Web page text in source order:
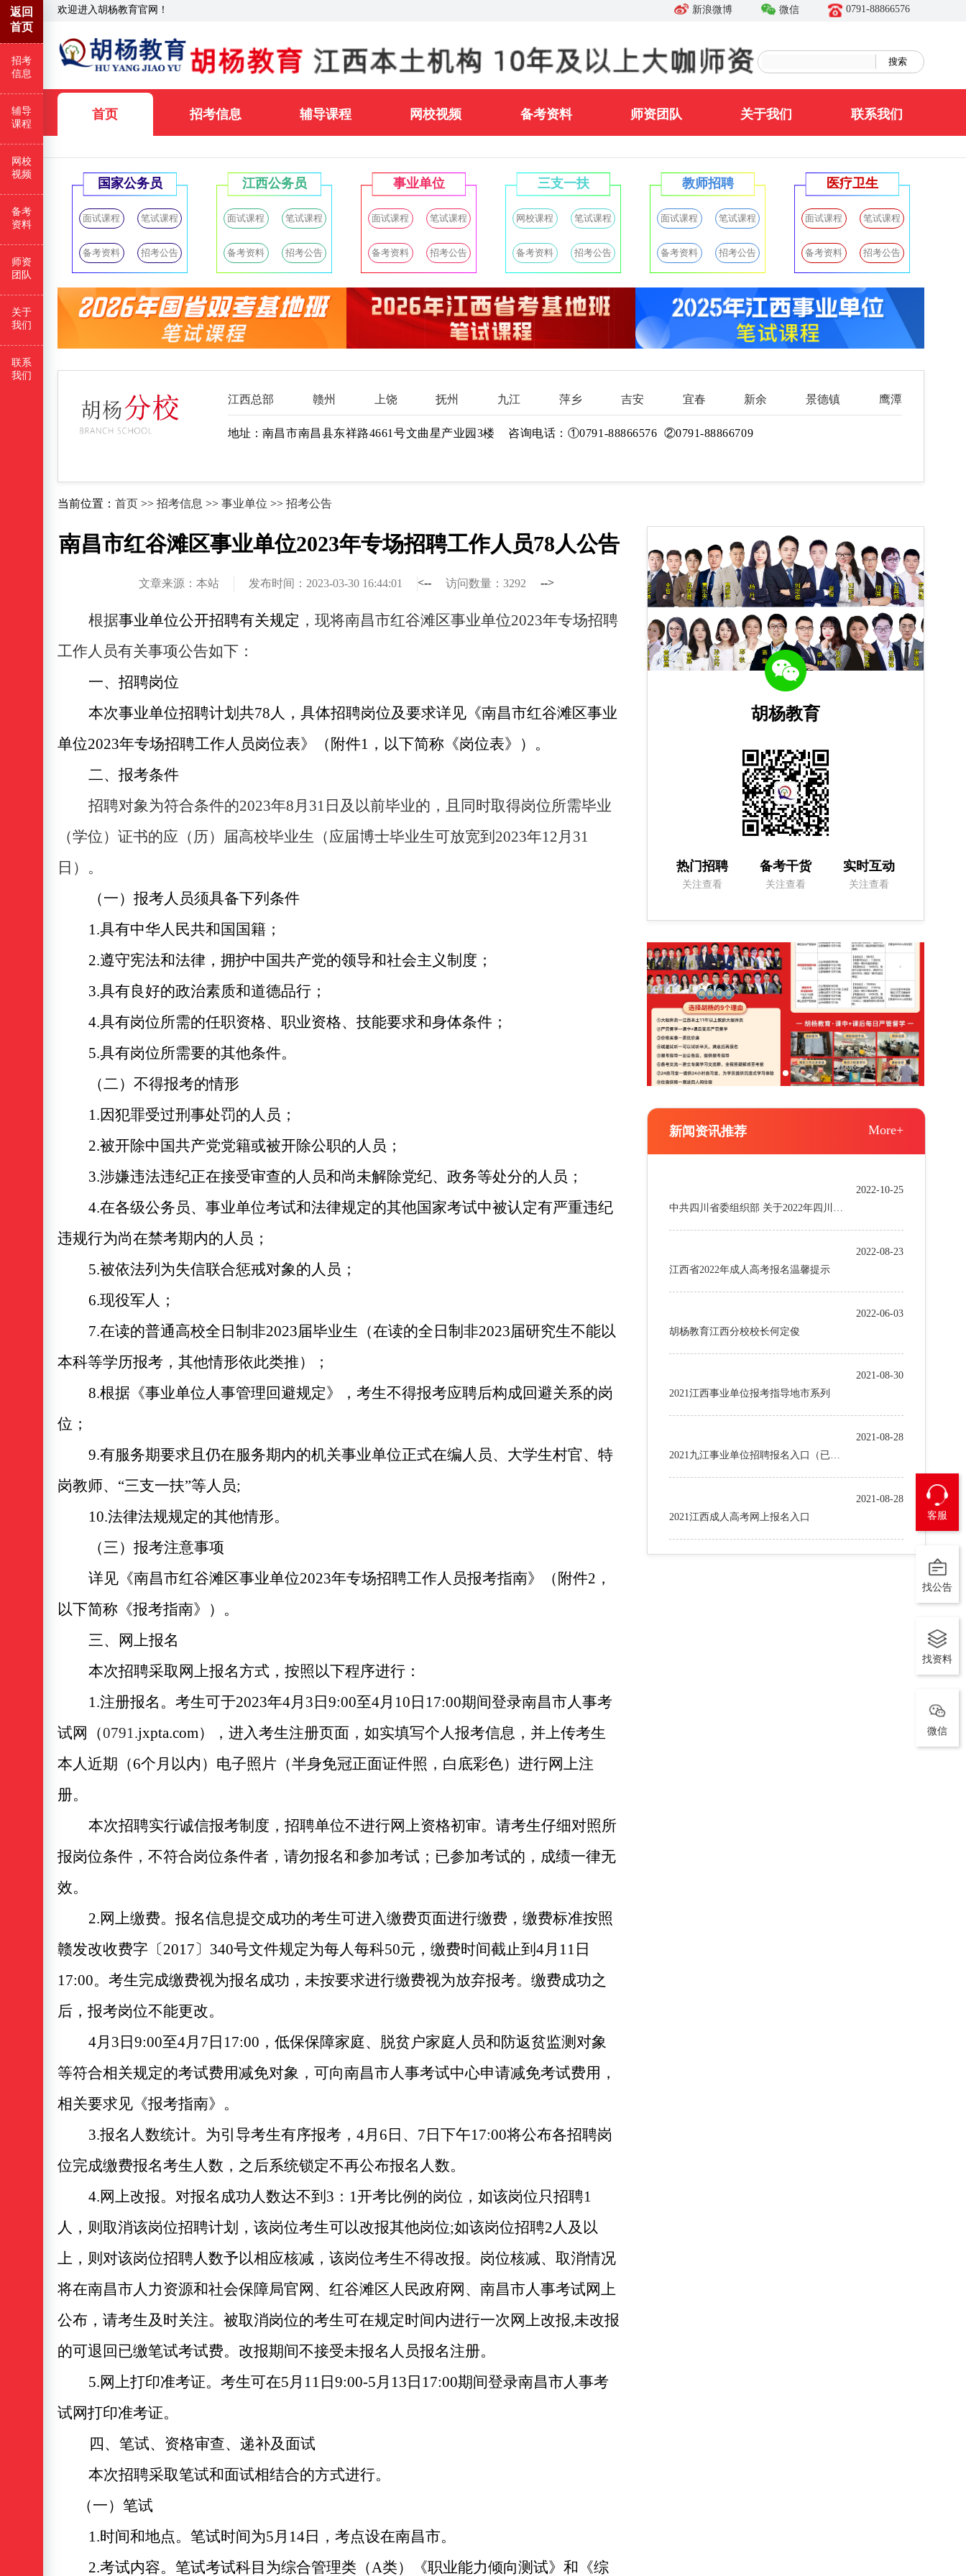
欢迎进入胡杨教育官网！ 新浪微博 微信 0791-88866576
搜索
首页 招考信息 辅导课程 网校视频 备考资料 师资团队 关于我们 联系我们
试课程
国家公务员
面试课程 笔试课程
备考资料 招考公告
江西公务员
面试课程 笔试课程
备考资料 招考公告
事业单位
面试课程 笔试课程
备考资料 招考公告
三支一扶
网校课程 笔试课程
备考资料 招考公告
教师招聘
面试课程 笔试课程
备考资料 招考公告
医疗卫生
面试课程 笔试课程
备考资料 招考公告
江西总部 赣州 上饶 抚州 九江 萍乡 吉安 宜春 新余 景德镇 鹰潭
地址： 南昌市南昌县东祥路4661号文曲星产业园3楼 咨询电话： ①0791-88866576 ②0791-88866709
返回
首页
招考
信息
辅导
课程
网校
视频
备考
资料
师资
团队
关于
我们
联系
我们
客服
找公告
找资料
微信
当前位置： 首页 >> 招考信息 >> 事业单位 >> 招考公告
南昌市红谷滩区事业单位2023年专场招聘工作人员78人公告
文章来源：本站 发布时间：2023-03-30 16:44:01 <-- 访问数量：3292 -->
根据事业单位公开招聘有关规定 ，现将南昌市红谷滩区事业单位2023年专场招聘
工作人员有关事项公告如下：
一、 招聘岗位
本次事业单位招聘计划共78人，具体招聘岗位及要求详见《南昌市红谷滩区事业
单位2023年专场招聘工作人员岗位表》（附件1，以下简称《岗位表》） 。
二、报考条件
招聘对象为符合条件的2023年8 月 31 日 及以前毕业的，且同时取得岗位所需毕业
（学位）证书的应（历）届高校毕业生（应届博士毕业生可放宽到 2023年12月31
日）。
（一）报考人员须具备下列条件
1.具有中华人民共和国国籍；
2.遵守宪法和法律，拥护中国共产党的领导和社会主义制度；
3.具有良好的政治素质和道德品行；
4.具有岗位所需的任职资格、职业资格、技能要求和身体条件；
5.具有岗位所需要的其他条件。
（二）不得报考的情形
1.因犯罪受过刑事处罚的人员；
2.被开除中国共产党党籍或被开除公职的人员；
3.涉嫌违法违纪正在接受审查的人员和尚未解除党纪、政务等处分的人员；
4.在各级公务员、事业单位考试和法律规定的其他国家考试中被认定有严重违纪
违规行为尚在禁考期内的人员；
5.被依法列为失信联合惩戒对象的人员；
6.现役军人；
7.在读的普通高校全日制非2023届毕业生（在读的全日制非2023届研究生不能以
本科等学历报考，其他情形依此类推）；
8.根据《事业单位人事管理回避规定》，考生不得报考应聘后构成回避关系的岗
位；
9.有服务期要求且仍在服务期内的机关事业单位正式在编人员、大学生村官、特
岗教师、“三支一扶”等人员;
10.法律法规规定的其他情形。
（三）报考注意事项
详见《南昌市红谷滩区事业单位2023年专场招聘工作人员报考指南》（附件2，
以下简称《报考指南》）。
三、网上报名
本次招聘采取网上报名方式，按照以下程序进行：
1 .注册报名 。 考生可于2023年4月 3 日 9:00至4月 10 日 17:00期间登录南昌市人事考
试网
（0791.jxpta.com）
，进入考生注册页面，如实填写个人报考信息，并上传考生
本人近期（6个月以内）电子照片（半身免冠正面证件照，白底彩色）进行网上注
册。
本次招聘实行诚信报考制度，招聘单位不进行网上资格初审。请考生仔细对照所
报岗位条件，不符合岗位条件者，请勿报名和参加考试；已参加考试的，成绩一律无
效。
2.网上缴费。 报名信息提交成功的考生可进入缴费页面进行缴费，缴费标准按照
赣发改收费字〔2017〕340号文件规定为每人每科50元，缴费时间截止到 4月 11 日
17:00。考生完成缴费视为报名成功，未按要求进行缴费视为放弃报考。 缴费成功之
后，报考岗位不能更改。
4月 3 日 9:00至4月 7 日 17:00，低保保障家庭、脱贫 户家庭人员和防返贫监测对象
等符合相关规定的考试费用减免对象， 可向南昌市人事考试中心申请减免考试费用，
相关要求见 《报考指南》 。
3.报名人数统计。 为引导考生有序报考， 4月 6 日、 7 日下午17:00将公布各招聘岗
位完成缴费报名考生人数 ，之后系统锁定不再公布报名人数。
4.网上改报。 对报名 成功 人数达不到 3：1开考比例的岗位 ， 如该岗位只招聘1
人， 则 取消该岗位招聘计划 ， 该岗位考生可以改报其他岗位;如该岗位招聘2 人 及以
上 ，则 对该岗位招聘人数予以相应核减 ， 该岗位考生不得改报。 岗位核减、取消情况
将在南昌市人力资源和社会保障局官网、红谷滩区人民政府网、南昌市人事考试网上
公布 ， 请考生及时关注。被取消岗位的考生可在规定时间内进行一次网上改报,未改报
的可退回已缴笔试考试费。改报期间不接受未报名人员报名注册。
5.网上打印准考证。 考生可在5 月 11 日 9:00-5 月 13 日 17:00期间登录南昌市人事考
试网打印准考证。
四、笔试、资格审查、递补及面试
本次招聘采取笔试和面试相结合的方式进行。
（一）笔试
1.时间和地点。笔试时间为5月14日，考点设在南昌市。
2.考试内容。笔试考试科目为综合管理类（A类）《职业能力倾向测试》和《综
胡杨教育
热门招聘
关注查看
备考干货
关注查看
实时互动
关注查看
新闻资讯推荐 More+
中共四川省委组织部 关于2022年四川省
的公告
2022-10-25
江西省2022年成人高考报名温馨提示
2022-08-23
胡杨教育江西分校校长何定俊
2022-06-03
2021江西事业单位报考指导地市系列
2021-08-30
2021九江事业单位招聘报名入口（已发
2021-08-28
2021江西成人高考网上报名入口
2021-08-28